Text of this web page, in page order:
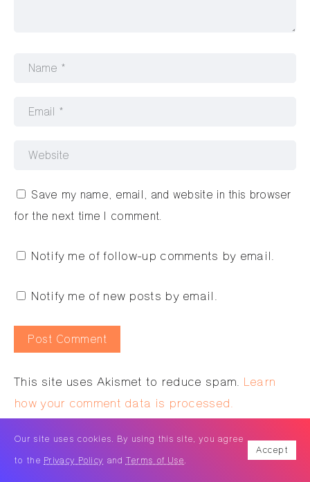
Save my name, email, and website in this browser
for the next time I comment.
Notify me of follow-up comments by email.
Notify me of new posts by email.
Alternative:
This site uses Akismet to reduce spam. Learn
how your comment data is processed.
Our site uses cookies. By using this site, you agree
to the Privacy Policy andTerms of Use.
Accept